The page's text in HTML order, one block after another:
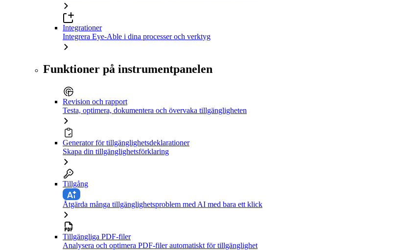
Integrationer
Integrera Eye-Able i dina processer och verktyg
Funktioner på instrumentpanelen
Revision och rapport
Testa, optimera, dokumentera och övervaka tillgängligheten
Generator för tillgänglighetsdeklarationer
Skapa din tillgänglighetsförklaring
Tillgång
Åtgärda många tillgänglighetsproblem med AI med bara ett klick
Tillgängliga PDF-filer
Analysera och optimera PDF-filer automatiskt för tillgänglighet